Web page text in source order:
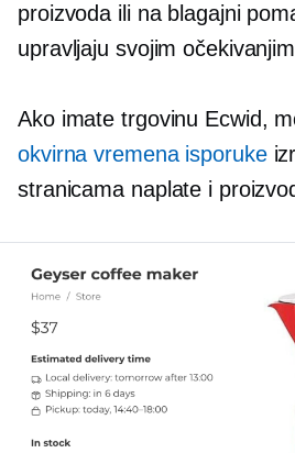
proizvoda ili na blagajni
upravljaju svojim
Ako imate trgovinu Ecwid,
okvirna vremena isporuke
stranicama naplate i